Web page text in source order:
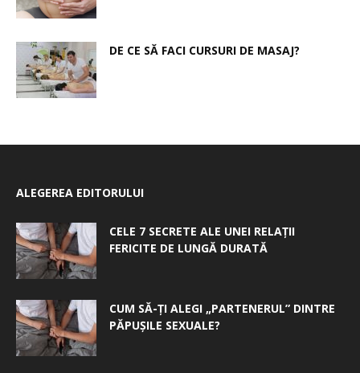
DE CE SĂ FACI CURSURI DE MASAJ?
ALEGEREA EDITORULUI
CELE 7 SECRETE ALE UNEI RELAȚII
FERICITE DE LUNGĂ DURATĂ
CUM SĂ-ȚI ALEGI „PARTENERUL” DINTRE
PĂPUȘILE SEXUALE?